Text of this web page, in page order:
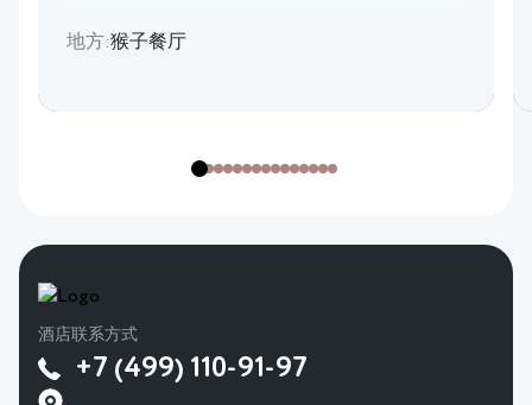
地方:猴子餐厅
酒店联系方式
+7 (499) 110-91-97